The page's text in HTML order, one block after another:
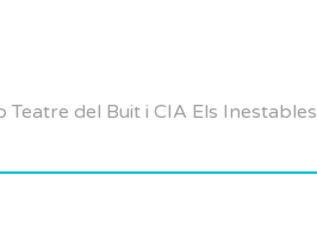
del Buit i CIA Els Inestables